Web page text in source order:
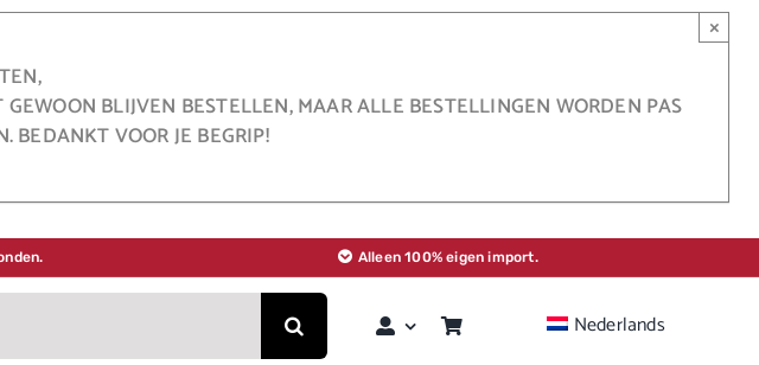
BLIJVEN BESTELLEN, MAAR ALLE BESTELLINGEN WORDEN PAS
BEDANKT VOOR JE BEGRIP!
×
Alleen 100% eigen import.
Nederlands